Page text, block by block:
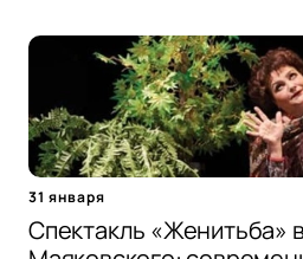
31 января
Спектакль «Женитьба»